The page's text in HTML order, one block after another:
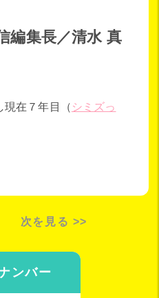
集長／清水 真
現在７年目（ シミズっ
次を見る >>
ンバー